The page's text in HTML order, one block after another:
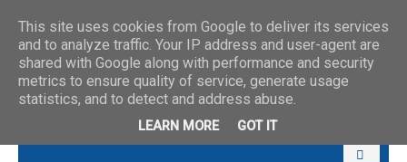
This site uses cookies from Google to deliver its services
and to analyze traffic. Your IP address and user-agent are
shared with Google along with performance and security
metrics to ensure quality of service, generate usage
statistics, and to detect and address abuse.
LEARN MORE GOT IT